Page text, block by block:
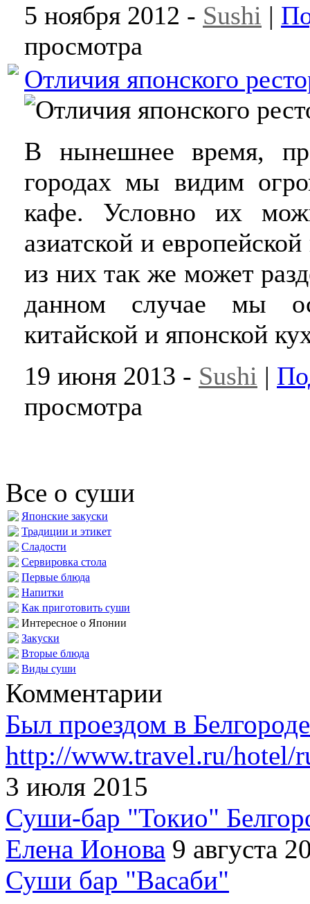
5 ноября 2012 - Sushi |
просмотра
Отличия японского
В нынешнее время,
городах мы видим
кафе. Условно их
азиатской и
из них так же может
данном случае мы
китайской и японской
19 июня 2013 - Sushi |
просмотра
Все о суши
Японские закуски
Традиции и этикет
Сладости
Сервировка стола
Первые блюда
Напитки
Как приготовить суши
Интересное о Японии
Закуски
Вторые блюда
Виды суши
Комментарии
Был проездом в
http://www.travel.ru/hotel/
3 июля 2015
Суши-бар "Токио"
Елена Ионова 9 августа
Суши бар "Васаби"